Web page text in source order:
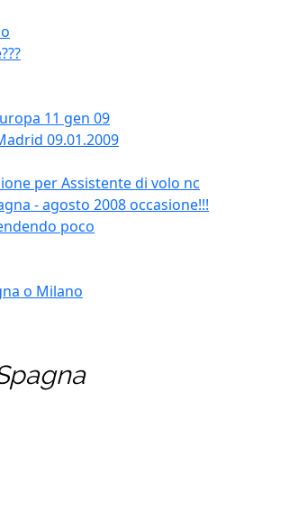
11 gen 09
09.01.2009
per Assistente di volo nc
- agosto 2008 occasione!!!
poco
o Milano